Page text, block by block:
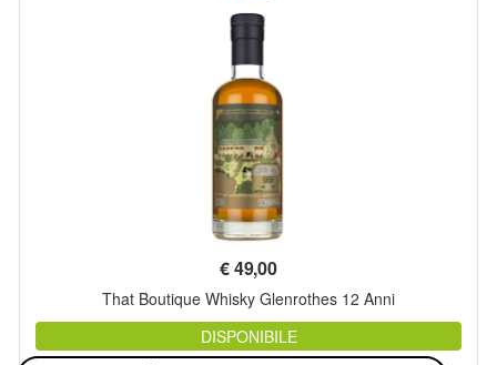
€49,00
That Boutique Whisky Glenrothes 12 Anni
DISPONIBILE